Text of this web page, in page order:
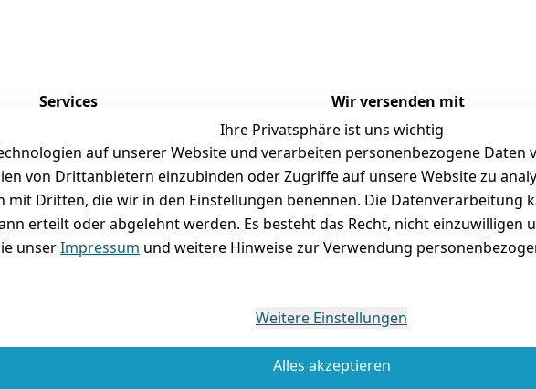
Ihre Privatsphäre ist uns wichtig
auf unserer Website und verarbeiten personenbezogene Daten
von Drittanbietern einzubinden oder Zugriffe auf unsere Website zu
mit Dritten, die wir in den Einstellungen benennen. Die
erteilt oder abgelehnt werden. Es besteht das Recht, nicht einzuwilligen
unserImpressum und weitere Hinweise zur Verwendung
Weitere Einstellungen
Alles akzeptieren
Services
Registrieren
Zahlung und Versand
Rückgabe / Umtausch / Reklamation
Wir versenden mit
Folgt uns gern auf